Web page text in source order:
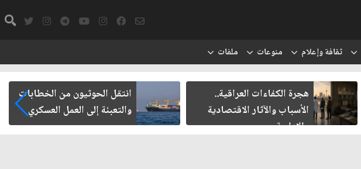
ثقافة وإعلام منوعات ملفات
هجرة الكفاءات العراقية..
الأسباب والآثار الاقتصادية
والإدارية
انتقل الحوثيون من الخطابات
والتعبئة إلى العمل العسكري